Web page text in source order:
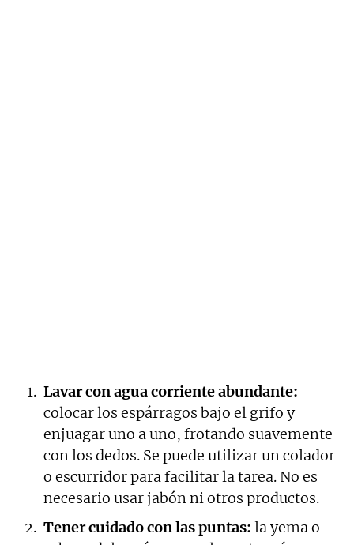
Lavar con agua corriente abundante:
colocar los espárragos bajo el grifo y
enjuagar uno a uno, frotando suavemente
con los dedos. Se puede utilizar un colador
o escurridor para facilitar la tarea. No es
necesario usar jabón ni otros productos.
Tener cuidado con las puntas: la yema o